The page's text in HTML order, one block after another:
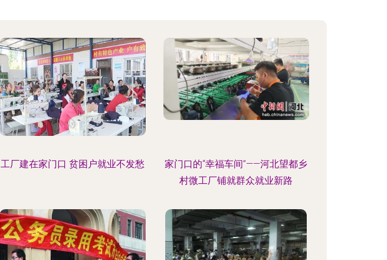
工厂建在家门口 贫困户就业不发愁
家门口的“幸福车间”——河北望都乡
村微工厂铺就群众就业新路